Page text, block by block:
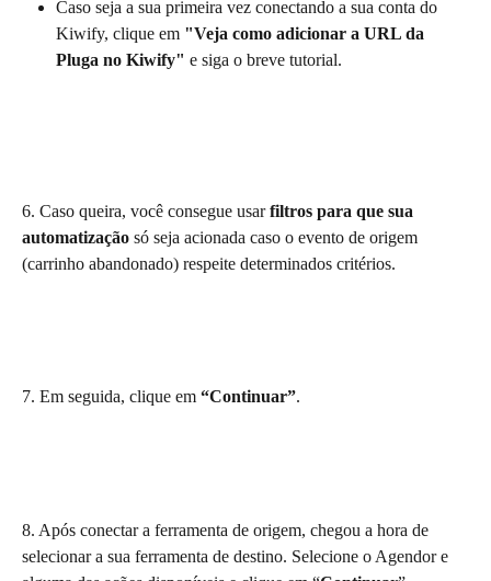
Caso seja a sua primeira vez conectando a sua conta do
Kiwify, clique em "Veja como adicionar a URL da
Pluga no Kiwify" e siga o breve tutorial.
6. Caso queira, você consegue usar filtros para que sua
automatização só seja acionada caso o evento de origem
(carrinho abandonado) respeite determinados critérios.
7. Em seguida, clique em “Continuar”.
8. Após conectar a ferramenta de origem, chegou a hora de
selecionar a sua ferramenta de destino. Selecione o Agendor e